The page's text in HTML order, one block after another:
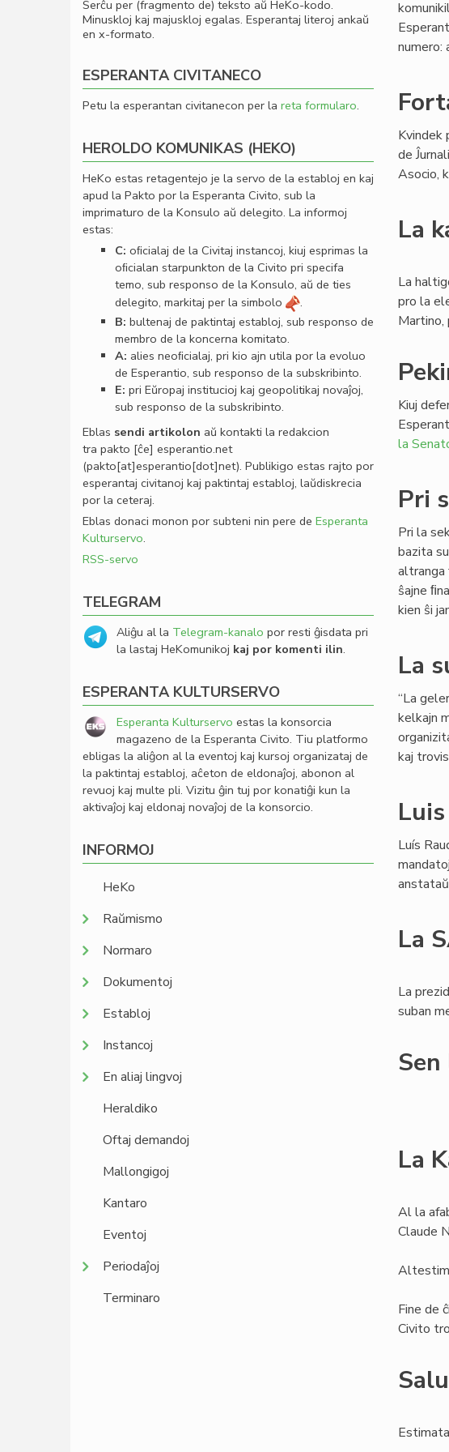
numero:
Kvindek
de
Asocio,
La
La
pro la
Martino,
Kiuj
la
Pri
Pri la
bazita
altranga
ŝajne
kien ŝi
La
“La
kelkajn
kaj
Luís
La
La
suban
La
Al la
Claude
Fine de
Civito
Serĉu per (fragmento de) teksto aŭ HeKo-kodo.
Minuskloj kaj majuskloj egalas. Esperantaj literoj ankaŭ
en x-formato.
ESPERANTA CIVITANECO
Petu la esperantan civitanecon per la reta formularo.
HEROLDO KOMUNIKAS (HEKO)
HeKo estas retagentejo je la servo de la establoj en kaj
apud la Pakto por la Esperanta Civito, sub la
imprimaturo de la Konsulo aŭ delegito. La informoj
estas:
C: oﬁcialaj de la Civitaj instancoj, kiuj esprimas la
oﬁcialan starpunkton de la Civito pri specifa
temo, sub responso de la Konsulo, aŭ de ties
delegito, markitaj per la simbolo
.
B: bultenaj de paktintaj establoj, sub responso de
membro de la koncerna komitato.
A: alies neoﬁcialaj, pri kio ajn utila por la evoluo
de Esperantio, sub responso de la subskribinto.
E: pri Eŭropaj institucioj kaj geopolitikaj novaĵoj,
sub responso de la subskribinto.
Eblas sendi artikolon aŭ kontakti la redakcion
tra pakto [ĉe] esperantio.net
(pakto[at]esperantio[dot]net). Publikigo estas rajto por
esperantaj civitanoj kaj paktintaj establoj, laŭdiskrecia
por la ceteraj.
Eblas donaci monon por subteni nin pere de Esperanta
Kulturservo.
RSS-servo
TELEGRAM
Aliĝu al la Telegram-kanalo por resti ĝisdata pri
la lastaj HeKomunikoj kaj por komenti ilin.
ESPERANTA KULTURSERVO
Esperanta Kulturservo estas la konsorcia
magazeno de la Esperanta Civito. Tiu platformo
ebligas la aliĝon al la eventoj kaj kursoj organizataj de
la paktintaj establoj, aĉeton de eldonaĵoj, abonon al
revuoj kaj multe pli. Vizitu ĝin tuj por konatiĝi kun la
aktivaĵoj kaj eldonaj novaĵoj de la konsorcio.
INFORMOJ
HeKo
Raŭmismo
Normaro
Dokumentoj
Establoj
Instancoj
En aliaj lingvoj
Heraldiko
Oftaj demandoj
Mallongigoj
Kantaro
Eventoj
Periodaĵoj
Terminaro